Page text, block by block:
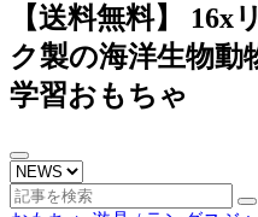
【送料無料】 16x
ク製の海洋生物動
学習おもちゃ